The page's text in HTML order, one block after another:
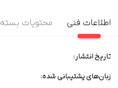
اطلاعات فنی محتویات بسته
تاریخ انتشار:
زبان‌های پشتیبانی شده: